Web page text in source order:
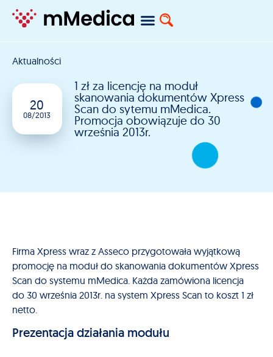
Aktualności
20
08/2013
1 zł za licencję na moduł
skanowania dokumentów Xpress
Scan do sytemu mMedica.
Promocja obowiązuje do 30
września 2013r.
Firma Xpress wraz z Asseco przygotowała wyjątkową
promocję na moduł do skanowania dokumentów Xpress
Scan do systemu mMedica. Każda zamówiona licencja
do 30 września 2013r. na system Xpress Scan to koszt 1 zł
netto.
Prezentacja działania modułu